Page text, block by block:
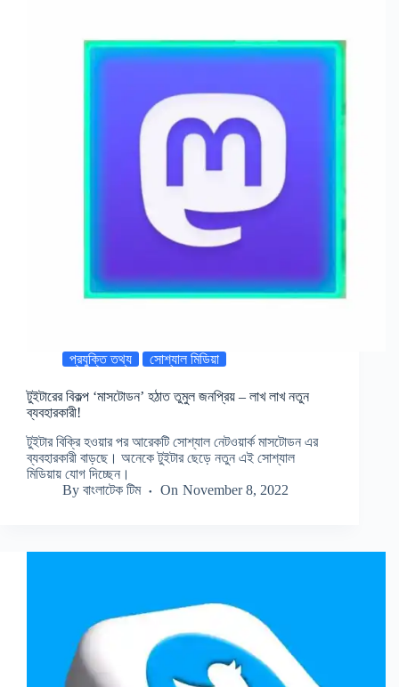
প্রযুক্তি তথ্য সোশ্যাল মিডিয়া
টুইটারের বিকল্প ‘মাসটোডন’ হঠাত তুমুল জনপ্রিয় – লাখ লাখ নতুন
ব্যবহারকারী!
টুইটার বিক্রি হওয়ার পর আরেকটি সোশ্যাল নেটওয়ার্ক মাসটোডন এর
ব্যবহারকারী বাড়ছে। অনেকে টুইটার ছেড়ে নতুন এই সোশ্যাল
মিডিয়ায় যোগ দিচ্ছেন।
By বাংলাটেক টিম On November 8, 2022